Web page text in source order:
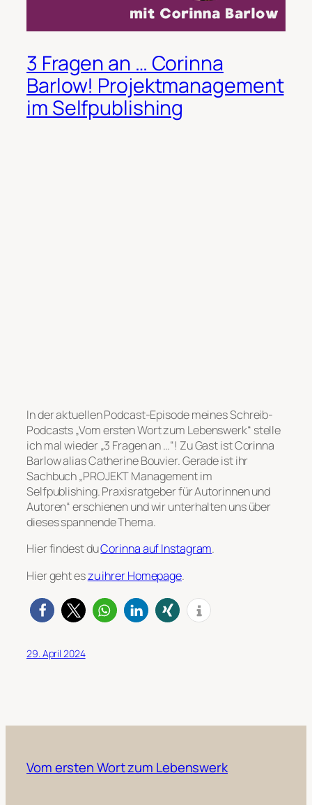
3 Fragen an … Corinna
Barlow! Projektmanagement
im Selfpublishing
In der aktuellen Podcast-Episode meines Schreib-
Podcasts „Vom ersten Wort zum Lebenswerk“ stelle
ich mal wieder „3 Fragen an …“! Zu Gast ist Corinna
Barlow alias Catherine Bouvier. Gerade ist ihr
Sachbuch „PROJEKT Management im
Selfpublishing. Praxisratgeber für Autorinnen und
Autoren“ erschienen und wir unterhalten uns über
dieses spannende Thema.
Hier findest duCorinna auf Instagram.
Hier geht eszu ihrer Homepage.
29. April 2024
Vom ersten Wort zum Lebenswerk